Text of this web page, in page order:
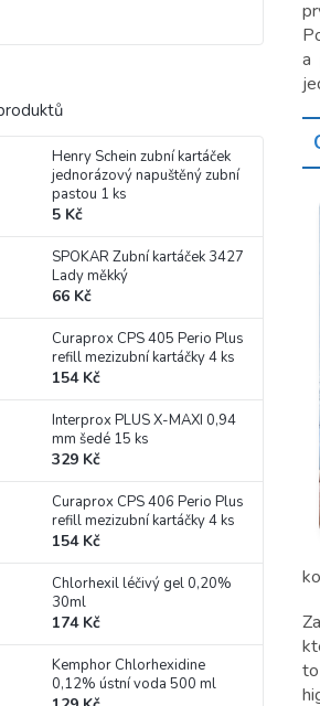
Henry Schein zubní kartáček
jednorázový napuštěný zubní
pastou 1 ks
5 Kč
SPOKAR Zubní kartáček 3427
Lady měkký
66 Kč
Curaprox CPS 405 Perio Plus
refill mezizubní kartáčky 4 ks
154 Kč
Interprox PLUS X-MAXI 0,94
mm šedé 15 ks
329 Kč
Curaprox CPS 406 Perio Plus
refill mezizubní kartáčky 4 ks
154 Kč
Chlorhexil léčivý gel 0,20%
30ml
174 Kč
Kemphor Chlorhexidine
0,12% ústní voda 500 ml
a